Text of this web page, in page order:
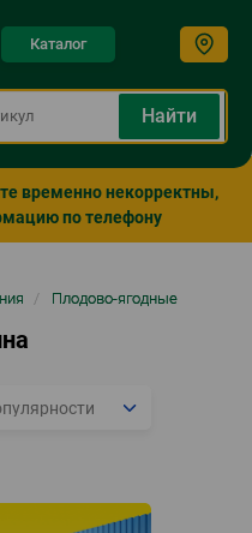
Каталог
временно некорректны,
по телефону
/ Плодово-ягодные